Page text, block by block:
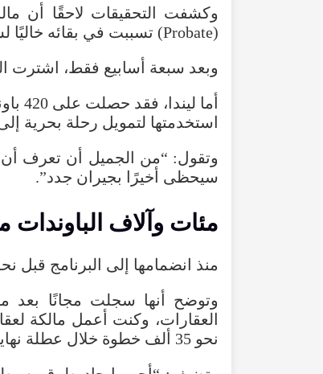
وكشفت
التحقيقات لاحقًا أن
(
Probate
) تسببت في بقائه خاليًا
وبعد سبعة أسابيع فقط، اشترت
أما ليندا ، فقد حصلت على 420
استخدمتها لتمويل رحلة بحرية
وتقول: “من الجميل أن تعرف أن
سيحظى أخيرًا بجيران جدد”.
مئات وآلاف الباوندات
منذ انضمامها إلى البرنامج قبل
وتوضح
أنها سجلت مجانًا بعد
العقارات، وكنت أعمل مالكة
نحو
ألف خطوة خلال عطلة